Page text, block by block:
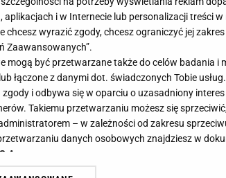
aplikacjach i w Internecie lub personalizacji treści
chcesz wyrazić zgody, chcesz ograniczyć jej
Zaawansowanych”.
mogą być przetwarzane także do celów badania
łączone z danymi dot. świadczonych Tobie
i odbywa się w oparciu o uzasadniony
Takiemu przetwarzaniu możesz się
– w zależności od zakresu
danych osobowych znajdziesz w